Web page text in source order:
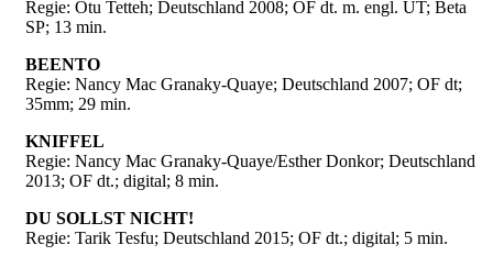
Regie: Otu Tetteh; Deutschland 2008; OF dt. m. engl. UT; Beta
SP; 13 min.
BEENTO
Regie: Nancy Mac Granaky-Quaye; Deutschland 2007; OF dt;
35mm; 29 min.
KNIFFEL
Regie: Nancy Mac Granaky-Quaye/Esther Donkor; Deutschland
2013; OF dt.; digital; 8 min.
DU SOLLST NICHT!
Regie: Tarik Tesfu; Deutschland 2015; OF dt.; digital; 5 min.